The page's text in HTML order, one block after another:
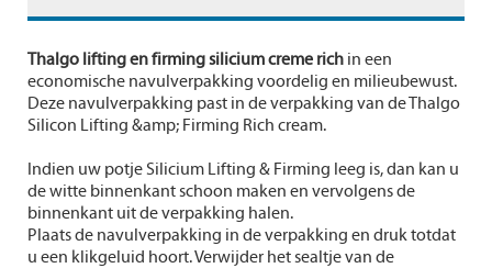
Thalgo lifting en firming silicium creme rich in een
economische navulverpakking voordelig en milieubewust.
Deze navulverpakking past in de verpakking van de Thalgo
Silicon Lifting &amp; Firming Rich cream.
Indien uw potje Silicium Lifting & Firming leeg is, dan kan u
de witte binnenkant schoon maken en vervolgens de
binnenkant uit de verpakking halen.
Plaats de navulverpakking in de verpakking en druk totdat
u een klikgeluid hoort. Verwijder het sealtje van de